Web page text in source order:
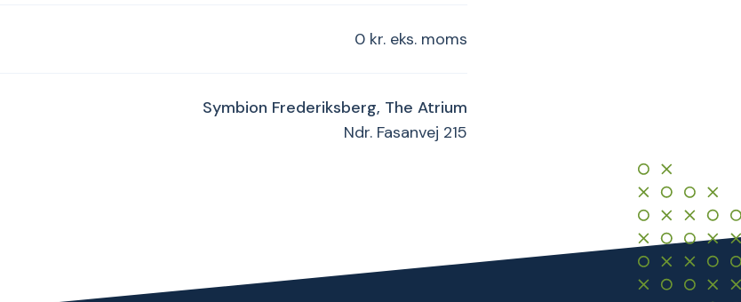
0 kr. eks. moms
Symbion Frederiksberg, The Atrium
Ndr. Fasanvej 215